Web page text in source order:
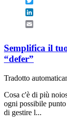
Semplifica il
“defer”
Tradotto
Cosa c'è di più
ogni possibile
di gestire l...